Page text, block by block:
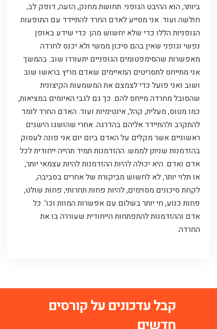
ביותר, הוא ההיבט הגופני. תחושת מחנק, הזעה, דופק לב,
חולשה ועוד. אני מסייע לאדם החרד להתיידד עם התופעות
הגופניות הללו כדי שלא יחשוש מהן. כדי שידע באופן
נפשי וגופני שאין בהם סיכון ממשי ולא יכנס לחרדה
מאפשרות שהסימפטומים הגופניים יתעוררו שוב. בהמשך
אני מתייחס לתסריטים המאיימים שאדם מריץ בראשו שוב
ושוב ואני פועל כדי לצמצם את המשמעות הקיצונית
שהסובל מחרדה מייחס להם. כך גם לגבי האיומים במציאות,
כמו מטוס, מעלית, קהל, אינטימיות ועוד. האדם החרד לומד
להתקרב ולהתיידד אליהם בהדרגה. אחרי שהושגו הישגים
ראשוניים אשר מקלים על האדם ביום יום אני פונה לעסוק
בהזדמנות שניתן לממש. ההזדמנות תמיד תהייה ייחודית לכל
אדם ואדם. היא יכולה להיות ההזדמנות להיות עצמאי יותר,
או תלוי יותר, לא לחשוש מביקורת של אחרים בסביבה,
לקחת סיכונים מסוימים, להיות פחות תחרותי, פחות שולט,
פחות כנוע, חי יותר בשלום עם אפשרות המוות וכו’. כל
אדם וההזדמנות להתפתחות הייחודית שעוררה בו את
החרדה.
קבל עדכונים על קורסים